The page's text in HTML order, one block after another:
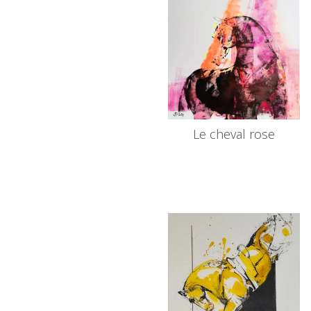
Le cheval rose